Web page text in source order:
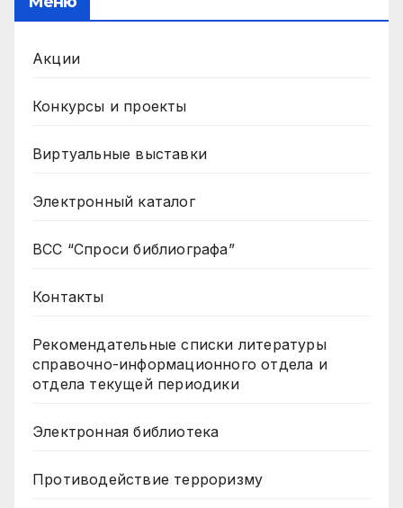
Акции
Конкурсы и проекты
Виртуальные выставки
Электронный каталог
ВСС “Спроси библиографа”
Контакты
Рекомендательные списки литературы
справочно-информационного отдела и
отдела текущей периодики
Электронная библиотека
Противодействие терроризму